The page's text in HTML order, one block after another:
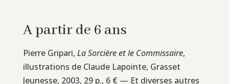
A partir de 6 ans
Pierre Gripari, La Sorcière et le Commissaire,
illustrations de Claude Lapointe, Grasset
Jeunesse, 2003, 29 p., 6 € — Et diverses autres